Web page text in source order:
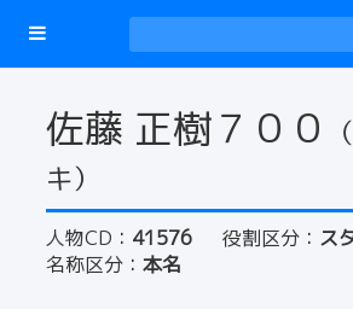
佐藤 正樹７００
キ）
人物CD： 41576 役割区分： ス
名称区分： 本名